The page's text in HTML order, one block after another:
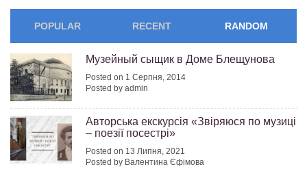
POPULAR RECENT RANDOM
Музейный сыщик в Доме Блещунова
Posted on 1 Серпня, 2014
Posted by admin
Авторська екскурсія «Звіряюся по музиці
– поезії посестрі»
Posted on 13 Липня, 2021
Posted by Валентина Єфімова